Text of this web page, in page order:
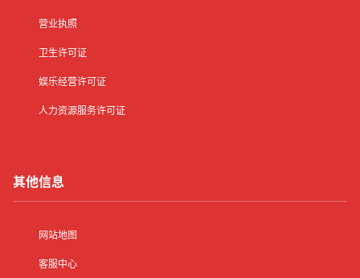
营业执照
卫生许可证
娱乐经营许可证
人力资源服务许可证
其他信息
网站地图
客服中心